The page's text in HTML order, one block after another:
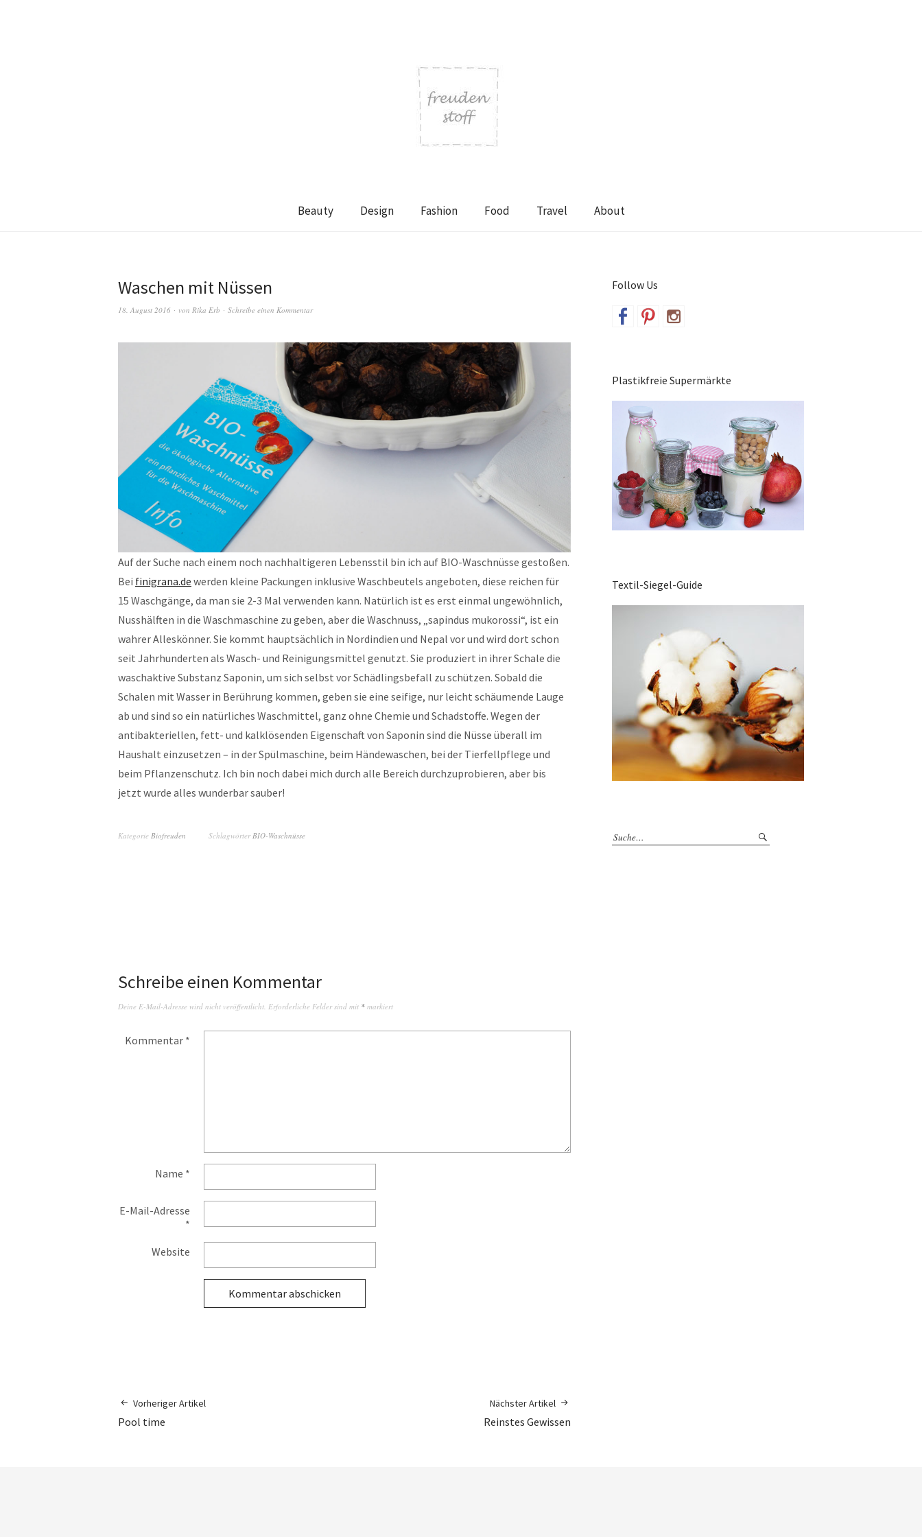
Beauty Design Fashion Food Travel About
Waschen mit Nüssen
18. August 2016 von Rika Erb Schreibe einen Kommentar
Auf der Suche nach einem noch nachhaltigeren Lebensstil bin ich auf BIO-Waschnüsse gestoßen.
Bei finigrana.de werden kleine Packungen inklusive Waschbeutels angeboten, diese reichen für
15 Waschgänge, da man sie 2-3 Mal verwenden kann. Natürlich ist es erst einmal ungewöhnlich,
Nusshälften in die Waschmaschine zu geben, aber die Waschnuss, „sapindus mukorossi“, ist ein
wahrer Alleskönner. Sie kommt hauptsächlich in Nordindien und Nepal vor und wird dort schon
seit Jahrhunderten als Wasch- und Reinigungsmittel genutzt. Sie produziert in ihrer Schale die
waschaktive Substanz Saponin, um sich selbst vor Schädlingsbefall zu schützen. Sobald die
Schalen mit Wasser in Berührung kommen, geben sie eine seifige, nur leicht schäumende Lauge
ab und sind so ein natürliches Waschmittel, ganz ohne Chemie und Schadstoffe. Wegen der
antibakteriellen, fett- und kalklösenden Eigenschaft von Saponin sind die Nüsse überall im
Haushalt einzusetzen – in der Spülmaschine, beim Händewaschen, bei der Tierfellpflege und
beim Pflanzenschutz. Ich bin noch dabei mich durch alle Bereich durchzuprobieren, aber bis
jetzt wurde alles wunderbar sauber!
Kategorie Biofreuden SchlagwörterBIO-Waschnüsse
Schreibe einen Kommentar
Deine E-Mail-Adresse wird nicht veröffentlicht. Erforderliche Felder sind mit * markiert
Kommentar *
Name *
E-Mail-Adresse
*
Website
Vorheriger Artikel
Pool time
Nächster Artikel
Reinstes Gewissen
Follow Us
Plastikfreie Supermärkte
Textil-Siegel-Guide